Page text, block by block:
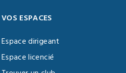
VOS ESPACES
Espace dirigeant
Espace licencié